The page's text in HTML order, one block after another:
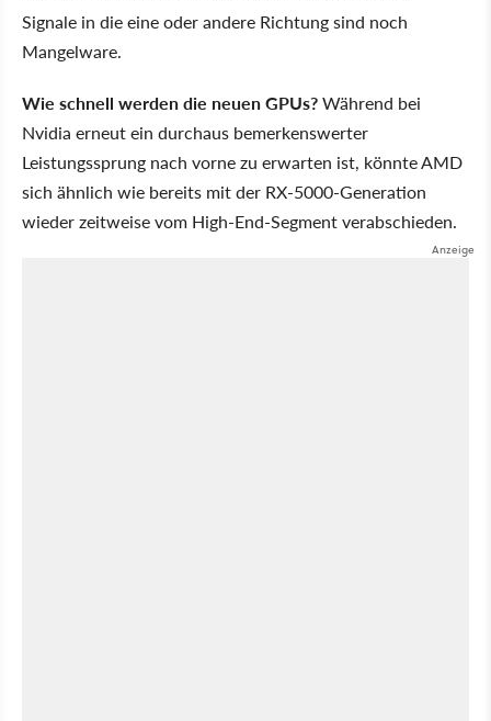
Signale in die eine oder andere Richtung sind noch
Mangelware.
Wie schnell werden die neuen GPUs?Während bei
Nvidia erneut ein durchaus bemerkenswerter
Leistungssprung nach vorne zu erwarten ist, könnte AMD
sich ähnlich wie bereits mit der RX-5000-Generation
wieder zeitweise vom High-End-Segment verabschieden.